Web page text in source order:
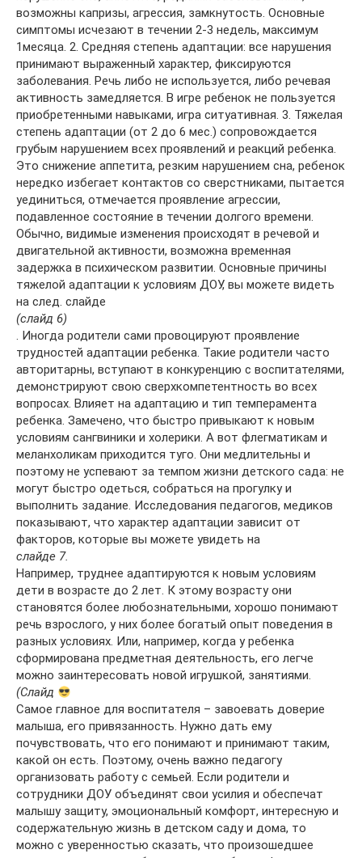
возможны капризы, агрессия, замкнутость. Основные
симптомы исчезают в течении 2-3 недель, максимум
1месяца. 2. Средняя степень адаптации: все нарушения
принимают выраженный характер, фиксируются
заболевания. Речь либо не используется, либо речевая
активность замедляется. В игре ребенок не пользуется
приобретенными навыками, игра ситуативная. 3. Тяжелая
степень адаптации (от 2 до 6 мес.) сопровождается
грубым нарушением всех проявлений и реакций ребенка.
Это снижение аппетита, резким нарушением сна, ребенок
нередко избегает контактов со сверстниками, пытается
уединиться, отмечается проявление агрессии,
подавленное состояние в течении долгого времени.
Обычно, видимые изменения происходят в речевой и
двигательной активности, возможна временная
задержка в психическом развитии. Основные причины
тяжелой адаптации к условиям ДОУ, вы можете видеть
на след. слайде
(слайд 6)
. Иногда родители сами провоцируют проявление
трудностей адаптации ребенка. Такие родители часто
авторитарны, вступают в конкуренцию с воспитателями,
демонстрируют свою сверхкомпетентность во всех
вопросах. Влияет на адаптацию и тип темперамента
ребенка. Замечено, что быстро привыкают к новым
условиям сангвиники и холерики. А вот флегматикам и
меланхоликам приходится туго. Они медлительны и
поэтому не успевают за темпом жизни детского сада: не
могут быстро одеться, собраться на прогулку и
выполнить задание. Исследования педагогов, медиков
показывают, что характер адаптации зависит от
факторов, которые вы можете увидеть на
слайде 7.
Например, труднее адаптируются к новым условиям
дети в возрасте до 2 лет. К этому возрасту они
становятся более любознательными, хорошо понимают
речь взрослого, у них более богатый опыт поведения в
разных условиях. Или, например, когда у ребенка
сформирована предметная деятельность, его легче
можно заинтересовать новой игрушкой, занятиями.
(Слайд
Самое главное для воспитателя – завоевать доверие
малыша, его привязанность. Нужно дать ему
почувствовать, что его понимают и принимают таким,
какой он есть. Поэтому, очень важно педагогу
организовать работу с семьей. Если родители и
сотрудники ДОУ объединят свои усилия и обеспечат
малышу защиту, эмоциональный комфорт, интересную и
содержательную жизнь в детском саду и дома, то
можно с уверенностью сказать, что произошедшее